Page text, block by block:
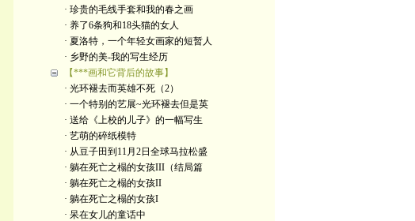
· 珍贵的毛线手套和我的春之画
· 养了6条狗和18头猫的女人
· 夏洛特，一个年轻女画家的短暂人
· 乡野的美-我的写生经历
【***画和它背后的故事】
· 光环褪去而英雄不死（2）
· 一个特别的艺展~光环褪去但是英
· 送给《上校的儿子》的一幅写生
· 艺萌的碎纸模特
· 从豆子田到11月2日全球马拉松盛
· 躺在死亡之榻的女孩III（结局篇
· 躺在死亡之榻的女孩II
· 躺在死亡之榻的女孩I
· 呆在女儿的童话中